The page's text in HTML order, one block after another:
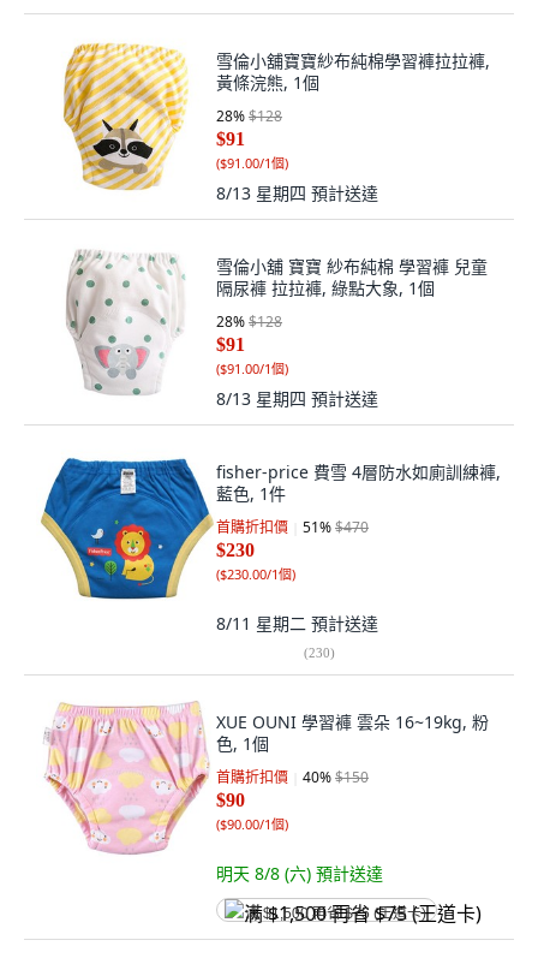
雪倫小舖寶寶紗布純棉學習褲拉拉褲,
黃條浣熊, 1個
28%$128
$91
($91.00/1個)
8/13 星期四 預計送達
雪倫小舖 寶寶 紗布純棉 學習褲 兒童
隔尿褲 拉拉褲, 綠點大象, 1個
28%$128
$91
($91.00/1個)
8/13 星期四 預計送達
fisher-price 費雪 4層防水如廁訓練褲,
藍色, 1件
首購折扣價 51%$470
$230
($230.00/1個)
8/11 星期二 預計送達
(230)
XUE OUNI 學習褲 雲朵 16~19kg, 粉
色, 1個
首購折扣價 40%$150
$90
($90.00/1個)
明天 8/8 (六) 預計送達
满 $1,500 再省 $75 (王道卡)